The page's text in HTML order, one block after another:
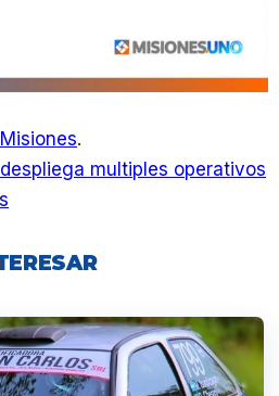
.
multiples operativos